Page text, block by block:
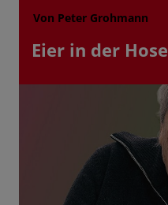
Von Peter Grohmann
Eier in der Hose